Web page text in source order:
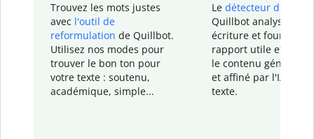
Trouvez les mots justes
avec l'outil de
reformulation de Quillbot.
Utilisez nos modes pour
trouver le bon ton pour
votre texte : soutenu,
académique, simple...
Le détecteur d'IA
Quillbot analyse votre
écriture et fournit un
rapport utile et
le contenu généré
et affiné par l'IA
texte.